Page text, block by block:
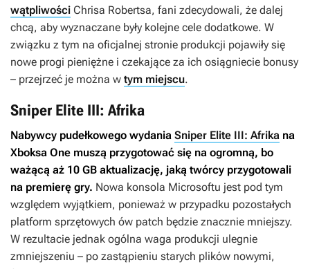
wątpliwości Chrisa Robertsa, fani zdecydowali, że dalej
chcą, aby wyznaczane były kolejne cele dodatkowe. W
związku z tym na oficjalnej stronie produkcji pojawiły się
nowe progi pieniężne i czekające za ich osiągniecie bonusy
– przejrzeć je można w tym miejscu.
Sniper Elite III: Afrika
Nabywcy pudełkowego wydania Sniper Elite III: Afrika na
Xboksa One muszą przygotować się na ogromną, bo
ważącą aż 10 GB aktualizację, jaką twórcy przygotowali
na premierę gry. Nowa konsola Microsoftu jest pod tym
względem wyjątkiem, ponieważ w przypadku pozostałych
platform sprzętowych ów patch będzie znacznie mniejszy.
W rezultacie jednak ogólna waga produkcji ulegnie
zmniejszeniu – po zastąpieniu starych plików nowymi,